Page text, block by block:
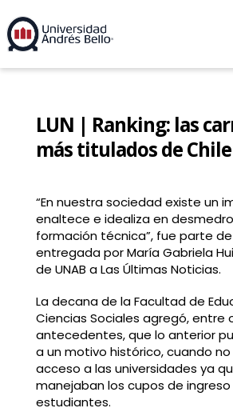
LUN | Ranking: las
más titulados de Chile
“En nuestra sociedad existe un
enaltece e idealiza en
formación técnica”, fue parte
entregada por María Gabriela
de UNAB a Las Últimas Noticias.
La decana de la Facultad de
Ciencias Sociales agregó, entre
antecedentes, que lo anterior
a un motivo histórico, cuando
acceso a las universidades ya
manejaban los cupos de
estudiantes.